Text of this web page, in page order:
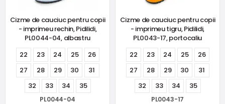
Cizme de cauciuc pentru copii
- imprimeu rechin, Pidilidi,
PL0044-04, albastru
22
23 24 25
26
27
28 29 30
31
32
33 34 35
PL0044-04
Cizme de cauciuc pentru copii
- imprimeu tigru, Pidilidi,
PL0043-17, portocaliu
22
23 24 25
26
27
28 29 30
31
32
33 34 35
PL0043-17